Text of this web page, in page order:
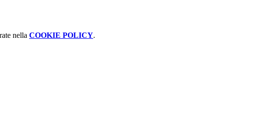
nella COOKIE POLICY.